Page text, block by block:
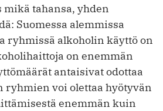
tahansa, yhden
Suomessa alemmissa
ryhmissä alkoholin käyttö on
on enemmän
antaisivat odottaa
ryhmien voi olettaa hyötyvän
enemmän kuin